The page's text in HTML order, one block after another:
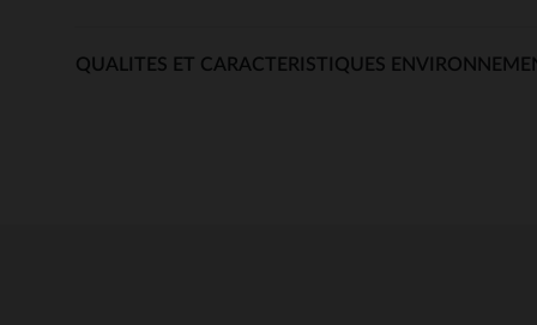
QUALITES ET CARACTERISTIQUES